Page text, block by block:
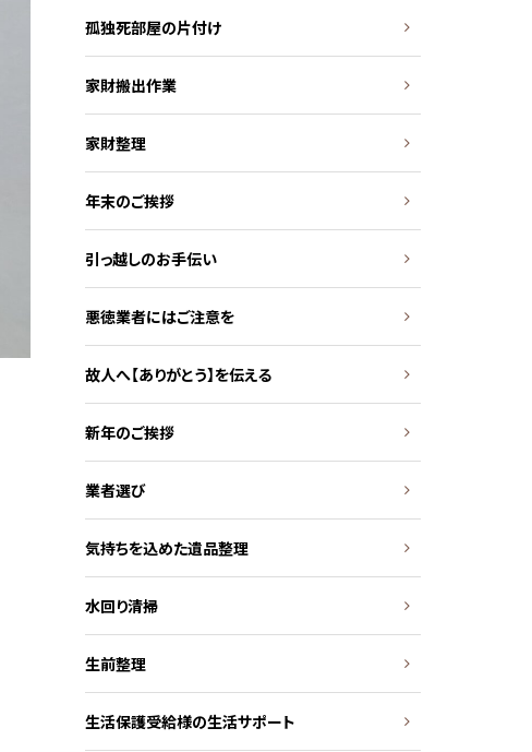
孤独死部屋の片付け
家財搬出作業
家財整理
年末のご挨拶
引っ越しのお手伝い
悪徳業者にはご注意を
故人へ【ありがとう】を伝える
新年のご挨拶
業者選び
気持ちを込めた遺品整理
水回り清掃
生前整理
生活保護受給様の生活サポート